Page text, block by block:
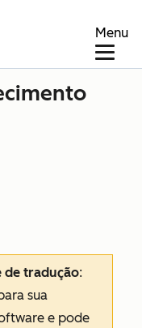
Menu
de tradução:
sua
e pode